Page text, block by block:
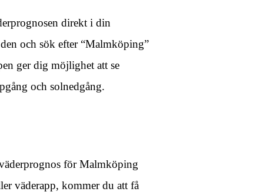
direkt i din
och sök efter “Malmköping”
ger dig möjlighet att se
och solnedgång.
för Malmköping
väderapp, kommer du att få